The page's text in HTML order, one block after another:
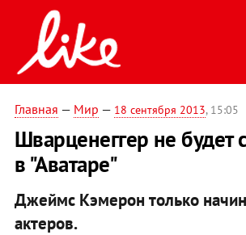
Главная — Мир — 18 сентября 2013, 15:05
Шварценеггер не будет
в "Аватаре"
Джеймс Кэмерон только
актеров.